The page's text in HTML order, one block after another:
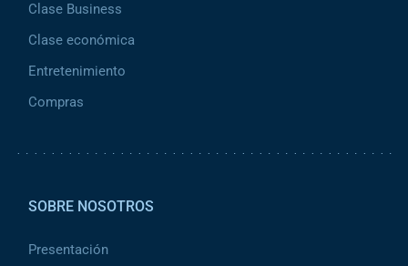
Clase Business
Clase económica
Entretenimiento
Compras
SOBRE NOSOTROS
Presentación